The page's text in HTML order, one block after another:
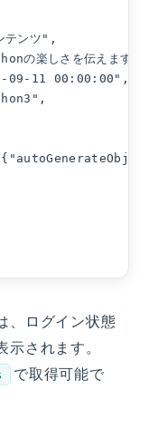
ンツ",
の楽しさを伝えます！
09-11 00:00:00",
、ログイン状態
されます。
で取得可能で